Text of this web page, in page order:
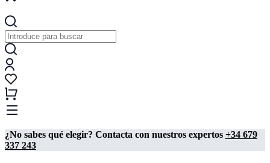
¿No sabes qué elegir? Contacta con nuestros expertos +34 679
337 243